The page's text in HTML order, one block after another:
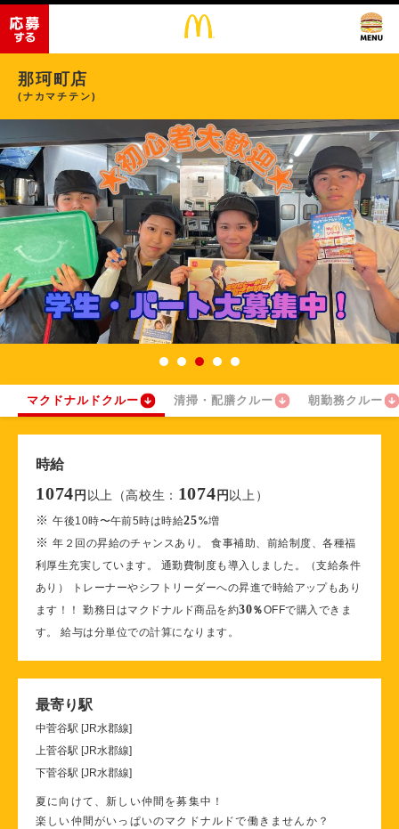
那珂町店
(ナカマチテン)
マクドナルドクルー 清掃・配膳クルー 朝勤務クルー
時給
1074 円 以上（高校生： 1074 円 以上）
※午後10時〜午前5時は時給25%増
※年２回の昇給のチャンスあり。 食事補助、前給制度、各種福
利厚生充実しています。 通勤費制度も導入しました。（支給条件
あり） トレーナーやシフトリーダーへの昇進で時給アップもあり
ます！！ 勤務日はマクドナルド商品を約30％OFFで購入できま
す。 給与は分単位での計算になります。
最寄り駅
中菅谷駅 [JR水郡線]
上菅谷駅 [JR水郡線]
下菅谷駅 [JR水郡線]
夏に向けて、新しい仲間を募集中！
楽しい仲間がいっぱいのマクドナルドで働きませんか？